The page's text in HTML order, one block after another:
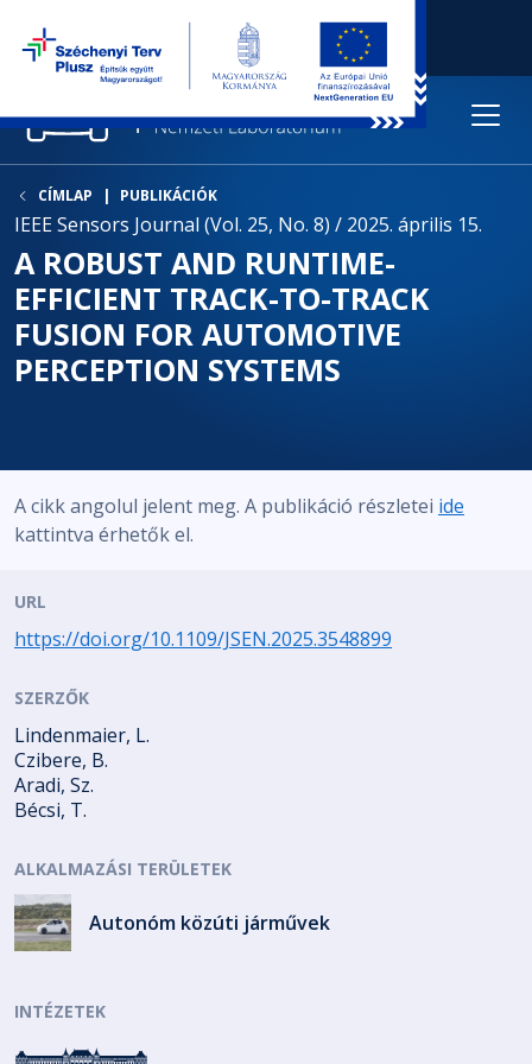
CÍMLAP PUBLIKÁCIÓK
IEEE Sensors Journal (Vol. 25, No. 8) / 2025. április 15.
A ROBUST AND RUNTIME-
EFFICIENT TRACK-TO-TRACK
FUSION FOR AUTOMOTIVE
PERCEPTION SYSTEMS
A cikk angolul jelent meg. A publikáció részletei ide
kattintva érhetők el.
URL
https://doi.org/10.1109/JSEN.2025.3548899
SZERZŐK
Lindenmaier, L.
Czibere, B.
Aradi, Sz.
Bécsi, T.
ALKALMAZÁSI TERÜLETEK
Autonóm közúti járművek
INTÉZETEK